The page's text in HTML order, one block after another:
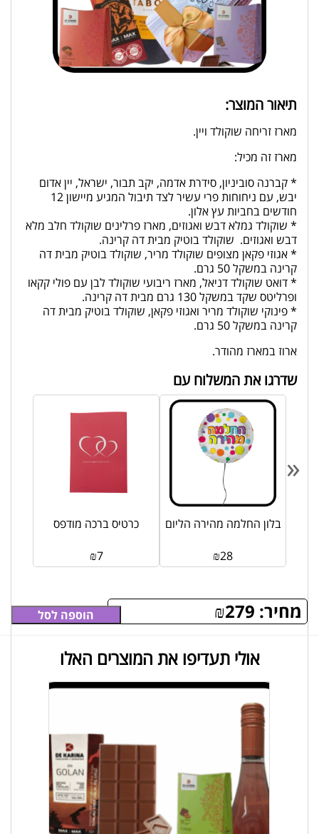
תיאור המוצר:
מארז זריחה שוקולד ויין.
מארז זה מכיל:
* קברנה סוביניון, סידרת אדמה, יקב תבור, ישראל, יין אדום
יבש, עם ניחוחות פרי עשיר לצד תיבול המגיע מיישון 12
חודשים בחביות עץ אלון.
* שוקולד גמלא דבש ואגוזים, מארז פרלינים שוקולד חלב מלא
דבש ואגוזים. שוקולד בוטיק מבית דה קרינה.
* אגוזי פקאן מצופים שוקולד מריר, שוקולד בוטיק מבית דה
קרינה במשקל 50 גרם.
* דואט שוקולד דניאל, מארז ריבועי שוקולד לבן עם פולי קקאו
ופרליטס שקד במשקל 130 גרם מבית דה קרינה.
* פינוקי שוקולד מריר ואגוזי פקאן, שוקולד בוטיק מבית דה
קרינה במשקל 50 גרם.
ארוז במארז מהודר.
מחיר: ₪279 הוספה לסל
שדרגו את המשלוח עם
כרטיס ברכה מודפס
₪7
בלון החלמה מהירה הליום
₪28
«
אולי תעדיפו את המוצרים האלו